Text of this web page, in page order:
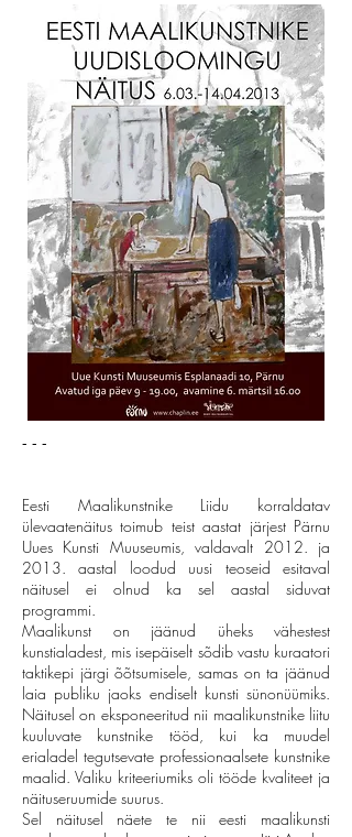
- - -
Eesti Maalikunstnike Liidu korraldatav
ülevaatenäitus toimub teist aastat järjest Pärnu
Uues Kunsti Muuseumis, valdavalt 2012. ja
2013. aastal loodud uusi teoseid esitaval
näitusel ei olnud ka sel aastal siduvat
programmi.
Maalikunst on jäänud üheks vähestest
kunstialadest, mis isepäiselt sõdib vastu kuraatori
taktikepi järgi õõtsumisele, samas on ta jäänud
laia publiku jaoks endiselt kunsti sünonüümiks.
Näitusel on eksponeeritud nii maalikunstnike liitu
kuuluvate kunstnike tööd, kui ka muudel
erialadel tegutsevate professionaalsete kunstnike
maalid. Valiku kriteeriumiks oli tööde kvaliteet ja
näituseruumide suurus.
Sel näitusel näete te nii eesti maalikunsti